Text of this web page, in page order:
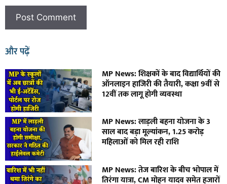
और पढ़ें
MP News: शिक्षकों के बाद विद्यार्थियों की
ऑनलाइन हाजिरी की तैयारी, कक्षा 9वीं से
12वीं तक लागू होगी व्यवस्था
MP News: लाड़ली बहना योजना के 3
साल बाद बड़ा मूल्यांकन, 1.25 करोड़
महिलाओं को मिल रही राशि
MP News: तेज बारिश के बीच भोपाल में
तिरंगा यात्रा, CM मोहन यादव समेत हजारों